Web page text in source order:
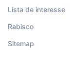
Lista de interesse
Rabisco
Sitemap